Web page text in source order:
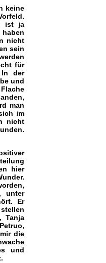
keine
ist ja
nicht
sein
für
In der
und
man
im
nicht
hier
unter
Er
Tanja
die
und